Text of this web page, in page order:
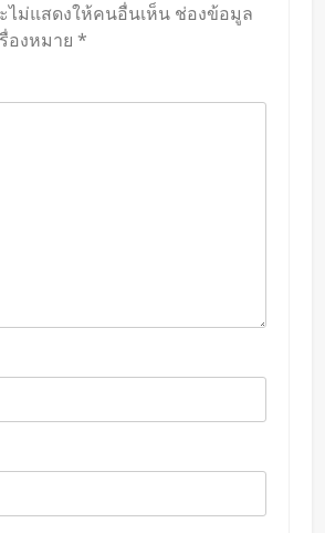
ไม่แสดงให้คนอื่นเห็น ช่องข้อมูล
องหมาย *